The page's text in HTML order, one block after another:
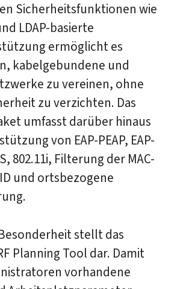
Sicherheitsfunktionen wie
LDAP-basierte
ermöglicht es
kabelgebundene und
zu vereinen, ohne
zu verzichten. Das
umfasst darüber hinaus
von EAP-PEAP, EAP-
802.11i, Filterung der MAC-
und ortsbezogene
stellt das
Planning Tool dar. Damit
vorhandene